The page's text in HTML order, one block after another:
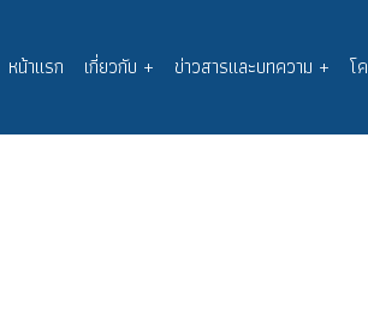
Main
หน้าแรก เกี่ยวกับ + ข่าวสารและบทความ + โ